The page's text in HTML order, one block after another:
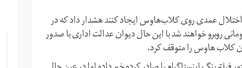
عمدی روی کلاب‌هاوس ایجاد کنند هشدار داد که در
این اختلال با جریمه روزانه ۵۰ میلیارد تومانی روبرو خواهند شد با این حال دیوان عدالت اداری با صدور
کلاب هاوس را متوقف کرد.